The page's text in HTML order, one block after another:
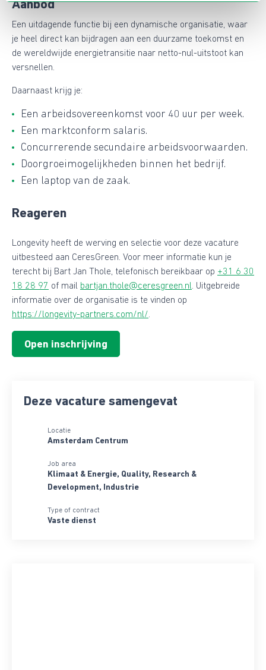
Aanbod
Een uitdagende functie bij een dynamische organisatie, waar
je heel direct kan bijdragen aan een duurzame toekomst en
de wereldwijde energietransitie naar netto-nul-uitstoot kan
versnellen.
Daarnaast krijg je:
Een arbeidsovereenkomst voor 40 uur per week.
Een marktconform salaris.
Concurrerende secundaire arbeidsvoorwaarden.
Doorgroeimogelijkheden binnen het bedrijf.
Een laptop van de zaak.
Reageren
Longevity heeft de werving en selectie voor deze vacature
uitbesteed aan CeresGreen. Voor meer informatie kun je
terecht bij Bart Jan Thole, telefonisch bereikbaar op +31 6 30
18 28 97 of mail bartjan.thole@ceresgreen.nl. Uitgebreide
informatie over de organisatie is te vinden op
https://longevity-partners.com/nl/.
Open inschrijving
Deze vacature samengevat
Locatie
Amsterdam Centrum
Job area
Klimaat & Energie, Quality, Research &
Development, Industrie
Type of contract
Vaste dienst